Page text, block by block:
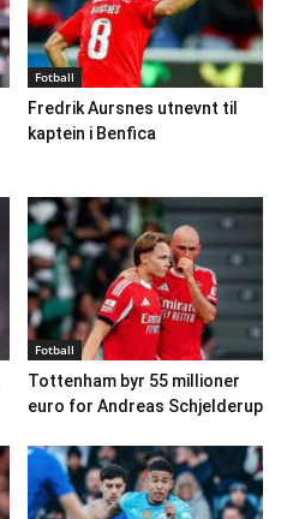
Fotball
Fredrik Aursnes utnevnt til
kaptein i Benfica
Fotball
Tottenham byr 55 millioner
euro for Andreas Schjelderup